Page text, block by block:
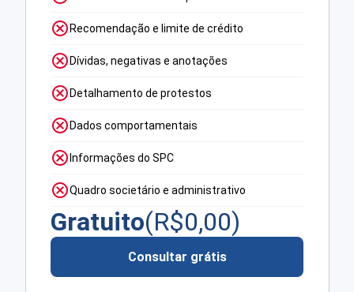
Recomendação e limite de crédito
Dívidas, negativas e anotações
Detalhamento de protestos
Dados comportamentais
Informações do SPC
Quadro societário e administrativo
Gratuito(R$0,00)
Consultar grátis